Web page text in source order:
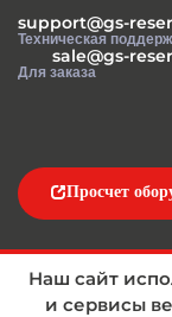
support@gs-
Техническая
sale@gs-
Для заказа
Просчет
Напишите нам
Наш сайт
и сервисы